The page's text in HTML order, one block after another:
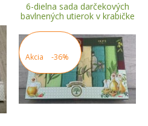
6-dielna sada darčekových
bavlnených utierok v krabičke
Akcia -36%